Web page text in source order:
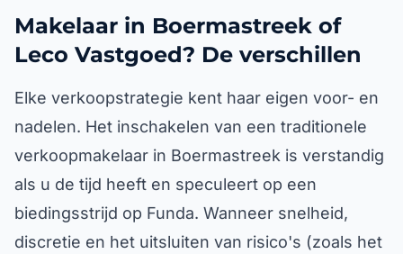
Makelaar in Boermastreek of
Leco Vastgoed? De verschillen
Elke verkoopstrategie kent haar eigen voor- en
nadelen. Het inschakelen van een traditionele
verkoopmakelaar in Boermastreek is verstandig
als u de tijd heeft en speculeert op een
biedingsstrijd op Funda. Wanneer snelheid,
discretie en het uitsluiten van risico's (zoals het